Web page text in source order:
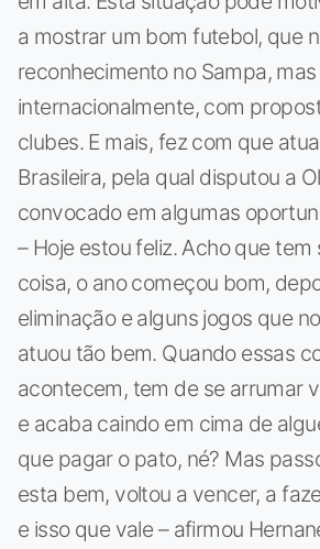
a mostrar um bom futebol, que
reconhecimento no Sampa,
internacionalmente, com
clubes. E mais, fez com que
Brasileira, pela qual disputou a
convocado em algumas
– Hoje estou feliz. Acho que
coisa, o ano começou bom,
eliminação e alguns jogos que
atuou tão bem. Quando essas
acontecem, tem de se arrumar
e acaba caindo em cima de
que pagar o pato, né? Mas
esta bem, voltou a vencer, a
e isso que vale – afirmou